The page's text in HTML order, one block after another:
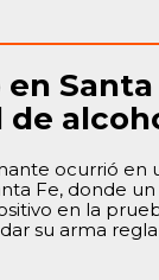
en
ocurrió en
Fe, donde
en la
su arma